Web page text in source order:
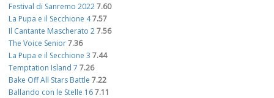
Festival di Sanremo 20227.60
La Pupa e il Secchione 47.57
Il Cantante Mascherato 27.56
The Voice Senior7.36
La Pupa e il Secchione 3 7.44
Temptation Island 7 7.26
Bake Off All Stars Battle 7.22
Ballando con le Stelle 167.11